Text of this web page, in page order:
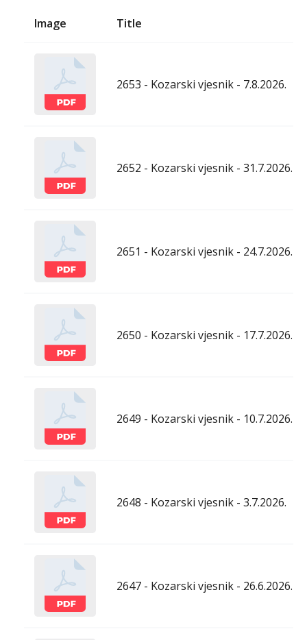
Image Title
2653 - Kozarski vjesnik - 7.8.2026.
2652 - Kozarski vjesnik - 31.7.2026.
2651 - Kozarski vjesnik - 24.7.2026.
2650 - Kozarski vjesnik - 17.7.2026.
2649 - Kozarski vjesnik - 10.7.2026.
2648 - Kozarski vjesnik - 3.7.2026.
2647 - Kozarski vjesnik - 26.6.2026.